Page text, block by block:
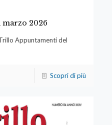
2026
Appuntamenti del
Scopri di più